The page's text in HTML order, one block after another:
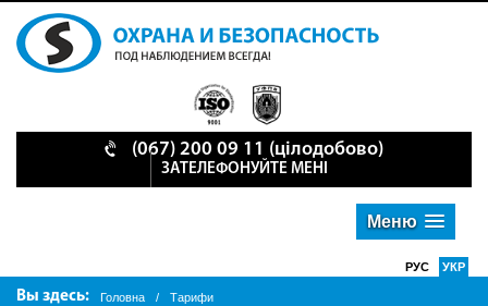
(067) 200 09 11 (цілодобово)
ЗАТЕЛЕФОНУЙТЕ МЕНІ
Меню
РУС УКР
Вы здесь: Головна / Тарифи